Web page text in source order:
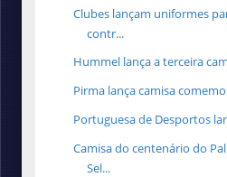
Clubes lançam uniformes
contr...
Hummel lança a terceira
Pirma lança camisa
Portuguesa de Desportos
Camisa do centenário do
Sel...